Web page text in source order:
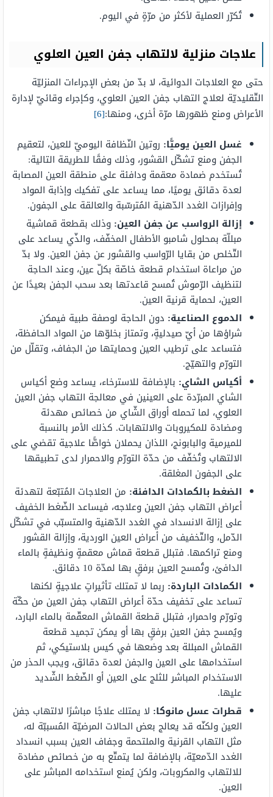
تُكرّر العملية لأكثر من مرّةٍ في اليوم.
علاجات منزلية لالتهاب جفن العين العلوي
حتى مع العلاجات الدوائية، لا بدّ من بعض الإجراءات المنزليّة
التّقليديّة لعلاج التهاب جفن العين العلوي، وكإجراء وقائيّ لإدارة
الأعراض ومنع ظهورها مرّة أخرى، ومنها:[6]
غسل العين يوميًّا: روتين النّظافة اليوميّ للعين، لتعقيم
الجفن ومنع تشكّل القشور، وذلك وفقًا للطريقة التالية:
تُستخدم ضمادة معقمة ودافئة على منطقة العين المصابة
لعدة دقائق يوميًا، مما يساعد على تفكيك وإذابة المواد
وإفرازات الغدد الدّهنية المُترسّبة والعالقة على الجفون.
إزالة الرواسب عن جفن العين: وذلك بقطعة قماشية
مبللّة بمحلول شامبو الأطفال المخفّف، والذّي يساعد على
التّخلص من بقايا الرّواسب والقشور عن جفن العين. ولا بدّ
من مراعاة استخدام قطعة خاصّة بكلّ عين، وعند الحاجة
لتنظيف الرّموش تُمسح قاعدتها بعد سحب الجفن بعيدًا عن
العين، لحماية قرنية العين.
الدموع الصناعية: دون الحاجة لوصفة طبية فيمكن
شراؤها من أيّ صيدليةٍ، وتمتاز بخلوّها من المواد الحافظة،
فتساعد على ترطيب العين وحمايتها من الجفاف، وتقلّل من
التورّم والتهيّج.
أكياس الشاي: بالإضافة للاسترخاء، يساعد وضع أكياس
الشاي المبرّدة على العينين في معالجة التهاب جفن العين
العلوي، لما تحمله أوراق الشّاي من خصائص مهدئة
ومضادة للمكيروبات والالتهابات. كذلك الأمر بالنسبة
للميرمية والبابونج، اللذان يحملان خواصًّا علاجية تقضي على
الالتهاب وتُخفّف من حدّة التورّم والاحمرار لدى تطبيقها
على الجفون المغلقة.
الضغط بالكمادات الدافئة: من العلاجات المُتبّعة لتهدئة
أعراض التهاب جفن العين وعلاجه، فيساعد الضّغط الخفيف
على إزالة الانسداد في الغدد الدّهنية والمتسبّب في تشكّل
الدّمل، والتّخفيف من أعراض العين الوردية، وإزالة القشور
ومنع تراكمها. فتبلل قطعة قماش معقمةٍ ونظيفةٍ بالماء
الدافئ، وتُمسح العين برفقٍ بها لمدّة 10 دقائق.
الكمادات الباردة: ربما لا تمتلك تأثيراتٍ علاجيةٍ لكنها
تساعد على تخفيف حدّة أعراض التهاب جفن العين من حكّة
وتورّم واحمرار، فتبلل قطعة القماش المعقّمة بالماء البارد،
ويُمسح جفن العين برفقٍ بها أو يمكن تجميد قطعة
القماش المبللة بعد وضعها في كيس بلاستيكي، ثم
استخدامها على العين والجفن لعدة دقائق، ويجب الحذر من
الاستخدام المباشر للثلج على العين أو الضّغط الشّديد
عليها.
قطرات عسل مانوكا: لا يمتلك علاجًا مباشرًا لالتهاب جفن
العين ولكنّه قد يعالج بعض الحالات المرضيّة المُسببّة له،
مثل التهاب القرنية والملتحمة وجفاف العين بسبب انسداد
الغدد الدّمعيّة، بالإضافة لما يتمتّع به من خصائص مضادة
للالتهاب والمكروبات، ولكن يُمنع استخدامه المباشر على
العين.